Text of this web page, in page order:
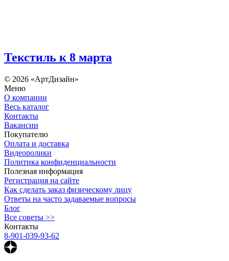
Текстиль к 8 марта
© 2026 «АртДизайн»
Меню
О компании
Весь каталог
Контакты
Вакансии
Покупателю
Оплата и доставка
Видеоролики
Политика конфиденциальности
Полезная информация
Регистрация на сайте
Как сделать заказ физическому лицу
Ответы на часто задаваемые вопросы
Блог
Все советы >>
Контакты
8-901-039-93-62